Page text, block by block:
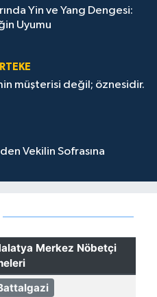
Yin ve Yang Dengesi:
Uyumu
müşterisi değil; öznesidir.
Vekilin Sofrasına